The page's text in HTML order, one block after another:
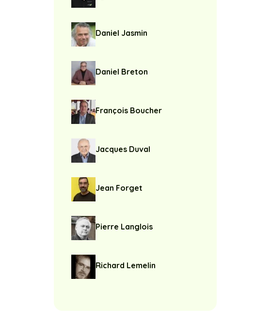
Daniel Jasmin
Daniel Breton
François Boucher
Jacques Duval
Jean Forget
Pierre Langlois
Richard Lemelin